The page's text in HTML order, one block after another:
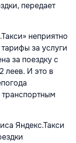
передает
неприятно
за услуги
за поездку с
леев. И это в
транспортным
Яндекс.Такси